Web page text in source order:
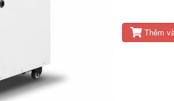
Độ ồn:
Máy nén
Kích thước
Thêm